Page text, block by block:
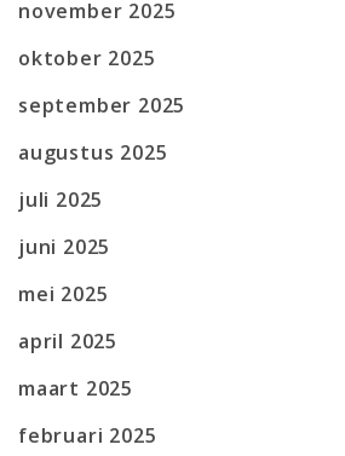
november 2025
oktober 2025
september 2025
augustus 2025
juli 2025
juni 2025
mei 2025
april 2025
maart 2025
februari 2025